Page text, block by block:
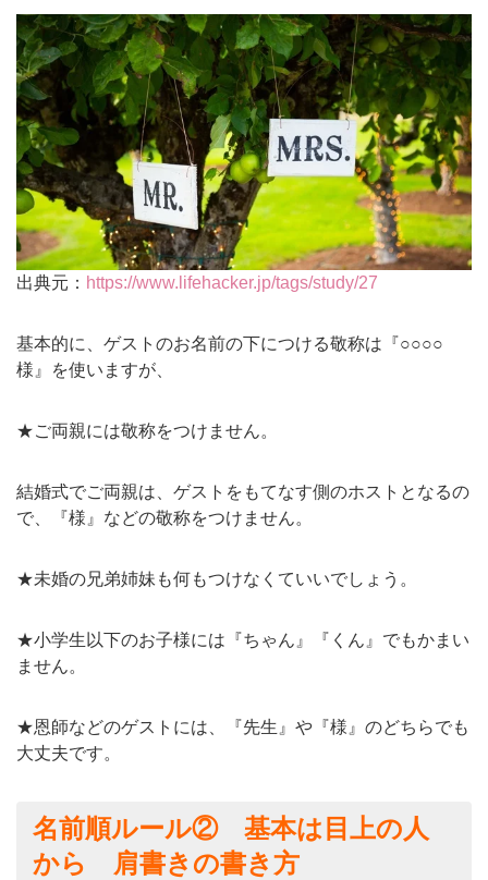
出典元： https://www.lifehacker.jp/tags/study/27
基本的に、ゲストのお名前の下につける敬称は『○○○○
様』を使いますが、
★ご両親には敬称をつけません。
結婚式でご両親は、ゲストをもてなす側のホストとなるの
で、『様』などの敬称をつけません。
★未婚の兄弟姉妹も何もつけなくていいでしょう。
★小学生以下のお子様には『ちゃん』『くん』でもかまい
ません。
★恩師などのゲストには、『先生』や『様』のどちらでも
大丈夫です。
名前順ルール② 基本は目上の人
から 肩書きの書き方